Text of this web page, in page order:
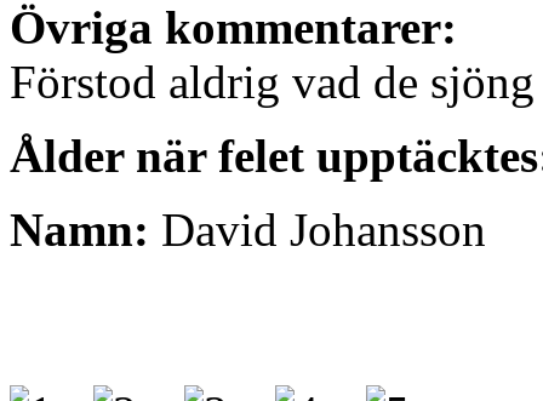
Övriga kommentarer:
Förstod aldrig vad de
Ålder när felet
Namn: David Johansson